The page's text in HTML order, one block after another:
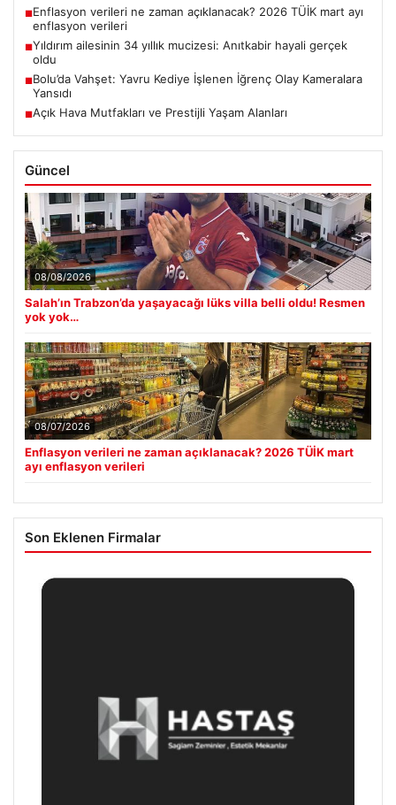
■Enflasyon verileri ne zaman açıklanacak? 2026 TÜİK mart ayı
enflasyon verileri
■Yıldırım ailesinin 34 yıllık mucizesi: Anıtkabir hayali gerçek
oldu
■Bolu’da Vahşet: Yavru Kediye İşlenen İğrenç Olay Kameralara
Yansıdı
■Açık Hava Mutfakları ve Prestijli Yaşam Alanları
Güncel
08/08/2026
Salah’ın Trabzon’da yaşayacağı lüks villa belli oldu! Resmen
yok yok…
08/07/2026
Enflasyon verileri ne zaman açıklanacak? 2026 TÜİK mart
ayı enflasyon verileri
Son Eklenen Firmalar